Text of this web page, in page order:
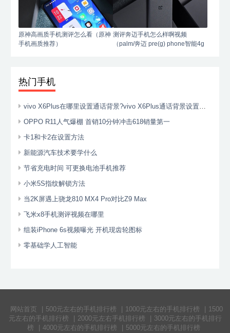
原神高画质手机测评怎么看（原神
手机画质推荐）
测评奔迈手机怎么样啊视频
（palm/奔迈 pre(g) phone智能4g
热门手机
vivo X6Plus在哪里设置通话背景?vivo X6Plus通话背景设置方法
OPPO R11人气爆棚 首销10分钟冲击618销量第一
卡1和卡2在设置方法
新能源汽车技术要学什么
节省充电时间 可更换电池手机推荐
小米5S指纹解锁方法
当2K屏遇上骁龙810 MX4 Pro对比Z9 Max
飞米x8手机测评视频在哪里
组装iPhone 6s视频曝光 开机现齿轮图标
零基础学人工智能
网站首页 500元左右的手机排行榜 1000元左右的手机排行榜
1500
元左右的手机排行榜
2000元左右手机排行榜
3000元左右的手机排行
榜
4000元左右的手机排行榜 5000元左右的手机排行榜